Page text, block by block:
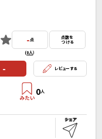
-点
(0人）
点数を
つける
- レビューする
0人